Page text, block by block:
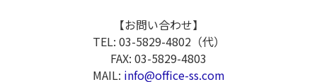
【お問い合わせ】
TEL: 03-5829-4802（代）
FAX: 03-5829-4803
MAIL: info@office-ss.com